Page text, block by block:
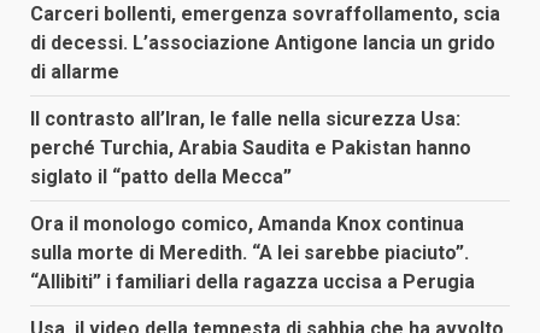
Carceri bollenti, emergenza sovraffollamento, scia
di decessi. L’associazione Antigone lancia un grido
di allarme
Il contrasto all’Iran, le falle nella sicurezza Usa:
perché Turchia, Arabia Saudita e Pakistan hanno
siglato il “patto della Mecca”
Ora il monologo comico, Amanda Knox continua
sulla morte di Meredith. “A lei sarebbe piaciuto”.
“Allibiti” i familiari della ragazza uccisa a Perugia